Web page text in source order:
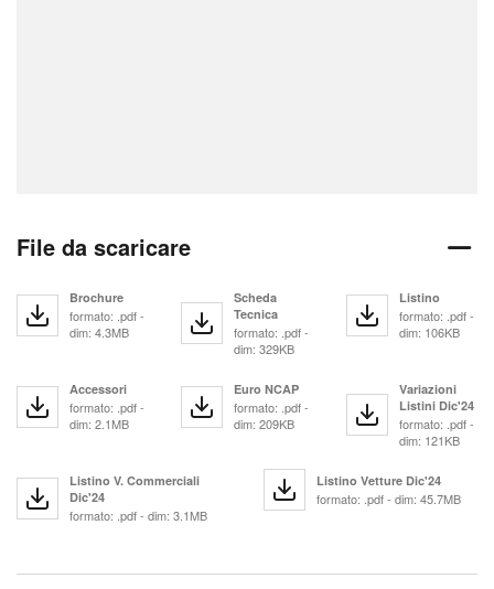
File da scaricare
Brochure
formato: .pdf -
dim: 4.3MB
Scheda
Tecnica
formato: .pdf -
dim: 329KB
Listino
formato: .pdf -
dim: 106KB
Accessori
formato: .pdf -
dim: 2.1MB
Euro NCAP
formato: .pdf -
dim: 209KB
Variazioni
Listini Dic'24
formato: .pdf -
dim: 121KB
Listino V. Commerciali
Dic'24
formato: .pdf - dim: 3.1MB
Listino Vetture Dic'24
formato: .pdf - dim: 45.7MB